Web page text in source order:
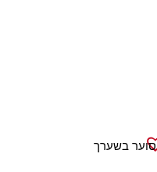
סוער בשערך